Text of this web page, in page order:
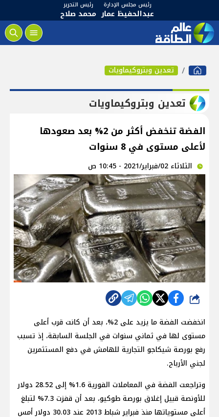
رئيس مجلس الإدارة
عبدالحفيظ عمار
رئيس التحرير
محمد صلاح
تعدين وبتروكيماويات
تعدين وبتروكيماويات
الفضة تنخفض أكثر من 2% بعد صعودها
لأعلى مستوى في 8 سنوات
الثلاثاء 02/فبراير/2021 - 10:45 ص
شارك
انخفضت الفضة ما يزيد على 2%، بعد أن كانت قرب أعلى
مستوى لها في ثماني سنوات في الجلسة السابقة، إذ تسبب
رفع بورصة شيكاجو التجارية للهامش في دفع المستثمرين
لجني الأرباح.
وتراجعت الفضة في المعاملات الفورية 1.6% إلى 28.52 دولار
للأونصة قبيل إغلاق بورصة طوكيو، بعد أن قفزت 7.3% لتبلغ
أعلى مستوياتها منذ فبراير شباط 2013 عند 30.03 دولار أمس